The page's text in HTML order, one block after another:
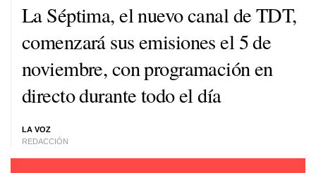
La Séptima, el nuevo canal de TDT,
comenzará sus emisiones el 5 de
noviembre, con programación en
directo durante todo el día
LA VOZ
REDACCIÓN